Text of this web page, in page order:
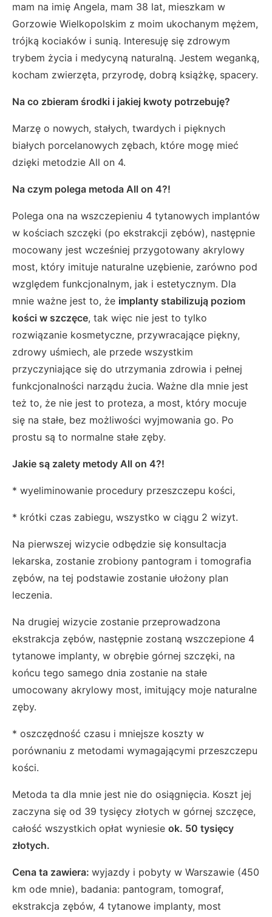
mam na imię Angela, mam 38 lat, mieszkam w
Gorzowie Wielkopolskim z moim ukochanym mężem,
trójką kociaków i sunią. Interesuję się zdrowym
trybem życia i medycyną naturalną. Jestem weganką,
kocham zwierzęta, przyrodę, dobrą książkę, spacery.
Na co zbieram środki i jakiej kwoty potrzebuję?
Marzę o nowych, stałych, twardych i pięknych
białych porcelanowych zębach, które mogę mieć
dzięki metodzie All on 4.
Na czym polega metoda All on 4?!
Polega ona na wszczepieniu 4 tytanowych implantów
w kościach szczęki (po ekstrakcji zębów), następnie
mocowany jest wcześniej przygotowany akrylowy
most, który imituje naturalne uzębienie, zarówno pod
względem funkcjonalnym, jak i estetycznym. Dla
mnie ważne jest to, że implanty stabilizują poziom
kości w szczęce, tak więc nie jest to tylko
rozwiązanie kosmetyczne, przywracające piękny,
zdrowy uśmiech, ale przede wszystkim
przyczyniające się do utrzymania zdrowia i pełnej
funkcjonalności narządu żucia. Ważne dla mnie jest
też to, że nie jest to proteza, a most, który mocuje
się na stałe, bez możliwości wyjmowania go. Po
prostu są to normalne stałe zęby.
Jakie są zalety metody All on 4?!
* wyeliminowanie procedury przeszczepu kości,
* krótki czas zabiegu, wszystko w ciągu 2 wizyt.
Na pierwszej wizycie odbędzie się konsultacja
lekarska, zostanie zrobiony pantogram i tomografia
zębów, na tej podstawie zostanie ułożony plan
leczenia.
Na drugiej wizycie zostanie przeprowadzona
ekstrakcja zębów, następnie zostaną wszczepione 4
tytanowe implanty, w obrębie górnej szczęki, na
końcu tego samego dnia zostanie na stałe
umocowany akrylowy most, imitujący moje naturalne
zęby.
* oszczędność czasu i mniejsze koszty w
porównaniu z metodami wymagającymi przeszczepu
kości.
Metoda ta dla mnie jest nie do osiągnięcia. Koszt jej
zaczyna się od 39 tysięcy złotych w górnej szczęce,
całość wszystkich opłat wyniesie ok. 50 tysięcy
złotych.
Cena ta zawiera: wyjazdy i pobyty w Warszawie (450
km ode mnie), badania: pantogram, tomograf,
ekstrakcja zębów, 4 tytanowe implanty, most